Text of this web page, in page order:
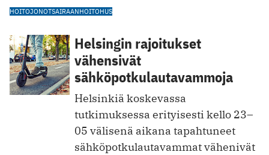
HOITOJONOTSAIRAANHOITOHUS
Helsingin rajoitukset
vähensivät
sähköpotkulautavammoja
Helsinkiä koskevassa
tutkimuksessa erityisesti kello 23–
05 välisenä aikana tapahtuneet
sähköpotkulautavammat vähenivät